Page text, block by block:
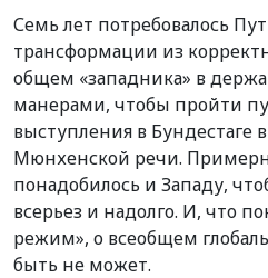
Семь лет потребовалось
трансформации из
общем «западника» в
манерами, чтобы пройти
выступления в Бундестаге
Мюнхенской речи.
понадобилось и Западу,
всерьез и надолго. И, что
режим», о всеобщем
быть не может.